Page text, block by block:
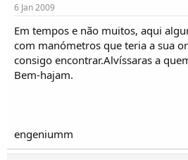
o
r
e
T
ó
s
í
i
o
6 Jan 2009
Em tempos e não muitos, aqui
com manómetros que teria a sua
consigo encontrar.Alvíssaras a
Bem-hajam.
engeniumm